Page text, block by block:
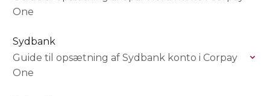
One
Sydbank
Guide til opsætning af Sydbank konto i Corpay
One